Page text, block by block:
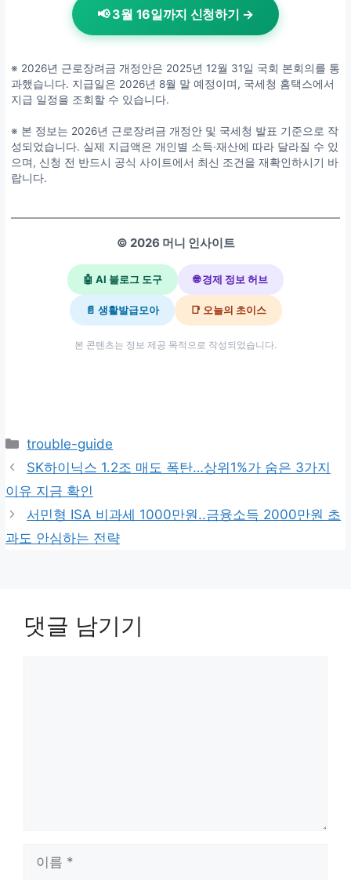
📢 3월 16일까지 신청하기 →
※ 2026년 근로장려금 개정안은 2025년 12월 31일 국회 본회의를 통
과했습니다. 지급일은 2026년 8월 말 예정이며, 국세청 홈택스에서
지급 일정을 조회할 수 있습니다.
※ 본 정보는 2026년 근로장려금 개정안 및 국세청 발표 기준으로 작
성되었습니다. 실제 지급액은 개인별 소득·재산에 따라 달라질 수 있
으며, 신청 전 반드시 공식 사이트에서 최신 조건을 재확인하시기 바
랍니다.
© 2026 머니 인사이트
🤖 AI 블로그 도구 🌐 경제 정보 허브
📄 생활발급모아 📑 오늘의 초이스
본 콘텐츠는 정보 제공 목적으로 작성되었습니다.
카
테
리
trouble-guide
SK하이닉스 1.2조 매도 폭탄…상위1%가 숨은 3가지
이유 지금 확인
서민형 ISA 비과세 1000만원..금융소득 2000만원 초
과도 안심하는 전략
댓글 남기기